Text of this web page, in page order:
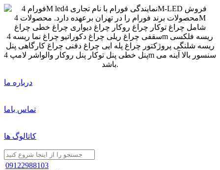
درباره ما
تماس باما
کاتالوگ ها
09122988103